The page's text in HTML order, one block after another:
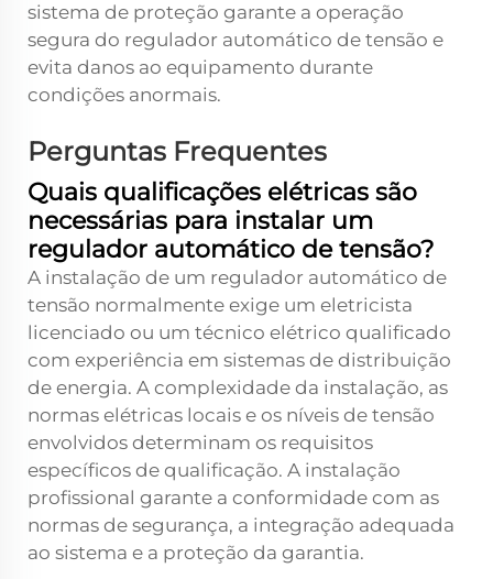
sistema de proteção garante a operação
segura do regulador automático de tensão e
evita danos ao equipamento durante
condições anormais.
Perguntas Frequentes
Quais qualificações elétricas são
necessárias para instalar um
regulador automático de tensão?
A instalação de um regulador automático de
tensão normalmente exige um eletricista
licenciado ou um técnico elétrico qualificado
com experiência em sistemas de distribuição
de energia. A complexidade da instalação, as
normas elétricas locais e os níveis de tensão
envolvidos determinam os requisitos
específicos de qualificação. A instalação
profissional garante a conformidade com as
normas de segurança, a integração adequada
ao sistema e a proteção da garantia.